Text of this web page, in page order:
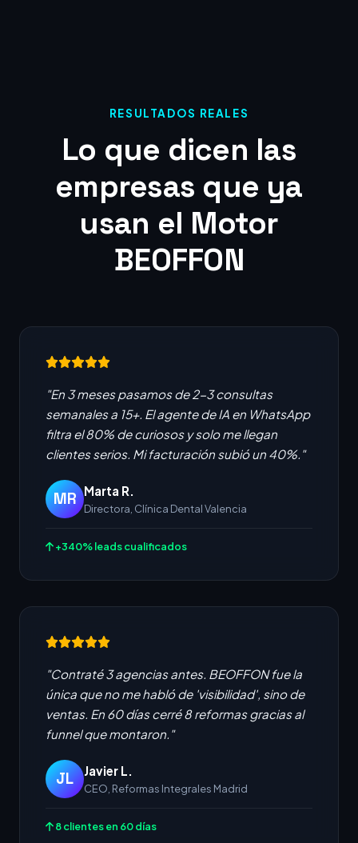
RESULTADOS REALES
Lo que dicen las
empresas que ya
usan el Motor
BEOFFON
"En 3 meses pasamos de 2-3 consultas
semanales a 15+. El agente de IA en WhatsApp
filtra el 80% de curiosos y solo me llegan
clientes serios. Mi facturación subió un 40%."
MR Marta R.
Directora, Clínica Dental Valencia
+340% leads cualificados
"Contraté 3 agencias antes. BEOFFON fue la
única que no me habló de 'visibilidad', sino de
ventas. En 60 días cerré 8 reformas gracias al
funnel que montaron."
JL Javier L.
CEO, Reformas Integrales Madrid
8 clientes en 60 días